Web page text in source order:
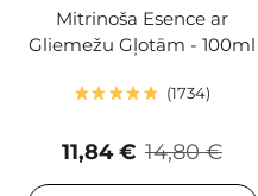
Mitrinoša Esence ar
Gliemežu Gļotām - 100ml
1734
14,80 €
11,84 €